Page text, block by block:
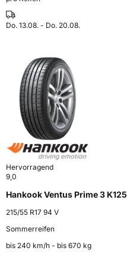
Do. 13.08. - Do. 20.08.
Hervorragend
9,0
Hankook Ventus Prime 3 K125
215/55 R17 94 V
Sommerreifen
bis 240 km⁠/⁠h - bis 670 kg